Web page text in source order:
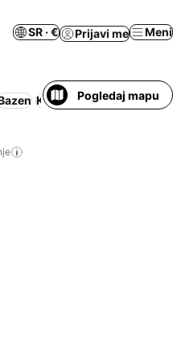
SR · € Prijavi me Meni
Klimatizacija Apart hotel
Pogledaj mapu